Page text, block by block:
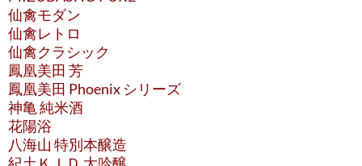
仙禽モダン
仙禽レトロ
仙禽クラシック
鳳凰美田 芳
鳳凰美田 Phoenix シリーズ
神亀 純米酒
花陽浴
八海山 特別本醸造